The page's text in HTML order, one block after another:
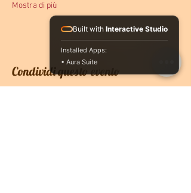
Mostra di più
Condividi questo evento
Built with Interactive Studio
Installed Apps:
• Aura Suite